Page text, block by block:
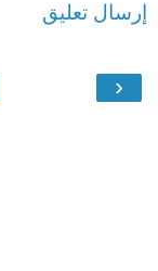
إرسال تعليق
‹